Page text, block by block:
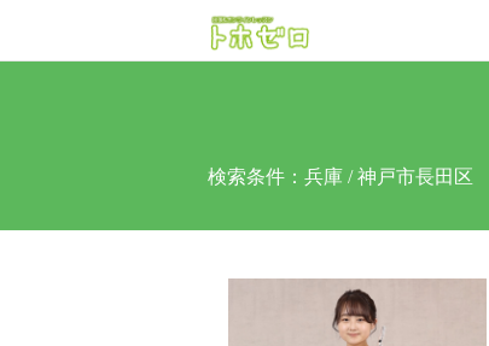
検索条件： 兵庫 / 神戸市長田区